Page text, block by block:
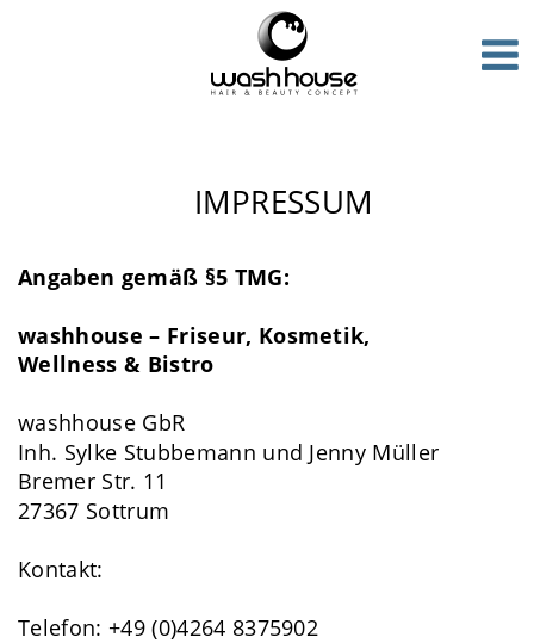
IMPRESSUM
Angaben gemäß §5 TMG:
washhouse – Friseur, Kosmetik,
Wellness & Bistro
washhouse GbR
Inh. Sylke Stubbemann und Jenny Müller
Bremer Str. 11
27367 Sottrum
Kontakt:
Telefon: +49 (0)4264 8375902